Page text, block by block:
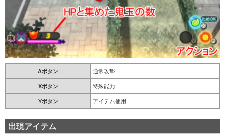
Aボタン 通常攻撃
Xボタン 特殊能力
Yボタン アイテム使用
出現アイテム